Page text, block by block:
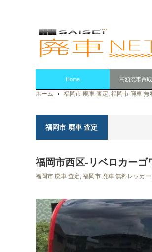
Home 高額廃車買取
ホーム 福岡市 廃車 査定, 福岡市 廃車 無
福岡市 廃車 査定
福岡市西区-リベロカーゴ
福岡市 廃車 査定, 福岡市 廃車 無料レッカー,